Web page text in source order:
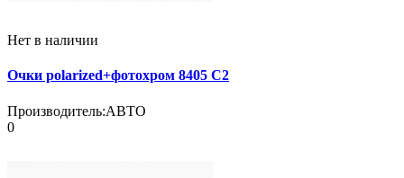
Нет в наличии
Очки polarized+фотохром 8405 C2
Производитель:АВТО
0